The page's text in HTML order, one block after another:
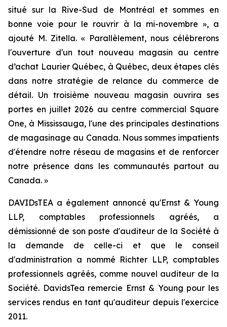
situé sur la Rive-Sud de Montréal et sommes en
bonne voie pour le rouvrir à la mi-novembre », a
ajouté M. Zitella. « Parallèlement, nous célébrerons
l'ouverture d'un tout nouveau magasin au centre
d’achat Laurier Québec, à Québec, deux étapes clés
dans notre stratégie de relance du commerce de
détail. Un troisième nouveau magasin ouvrira ses
portes en juillet 2026 au centre commercial Square
One, à Mississauga, l'une des principales destinations
de magasinage au Canada. Nous sommes impatients
d'étendre notre réseau de magasins et de renforcer
notre présence dans les communautés partout au
Canada. »
DAVIDsTEA a également annoncé qu'Ernst & Young
LLP, comptables professionnels agréés, a
démissionné de son poste d'auditeur de la Société à
la demande de celle-ci et que le conseil
d'administration a nommé Richter LLP, comptables
professionnels agréés, comme nouvel auditeur de la
Société. DavidsTea remercie Ernst & Young pour les
services rendus en tant qu'auditeur depuis l'exercice
2011.